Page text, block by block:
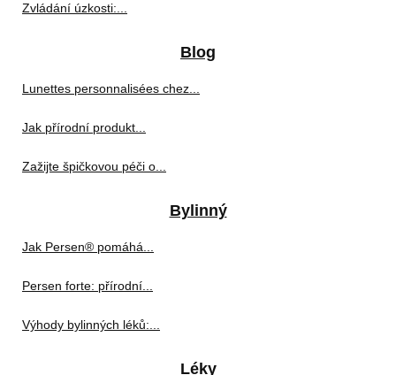
Zvládání úzkosti:...
Blog
Lunettes personnalisées chez...
Jak přírodní produkt...
Zažijte špičkovou péči o...
Bylinný
Jak Persen® pomáhá...
Persen forte: přírodní...
Výhody bylinných léků:...
Léky